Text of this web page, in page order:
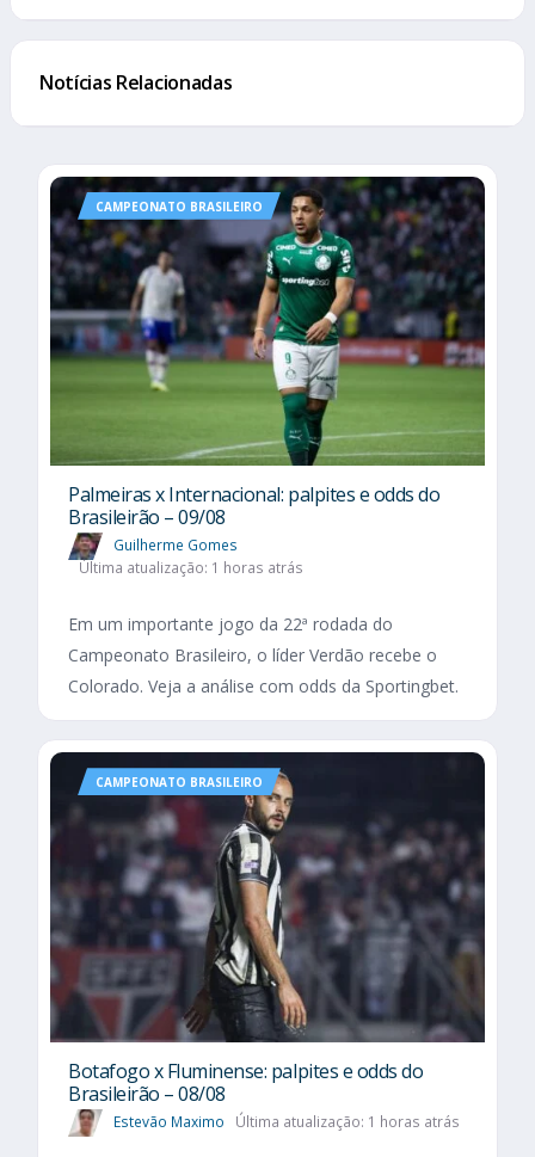
Notícias Relacionadas
CAMPEONATO BRASILEIRO
Palmeiras x Internacional: palpites e odds do
Brasileirão – 09/08
Guilherme Gomes
Última atualização: 1 horas atrás
Em um importante jogo da 22ª rodada do
Campeonato Brasileiro, o líder Verdão recebe o
Colorado. Veja a análise com odds da Sportingbet.
CAMPEONATO BRASILEIRO
Botafogo x Fluminense: palpites e odds do
Brasileirão – 08/08
Estevão Maximo Última atualização: 1 horas atrás